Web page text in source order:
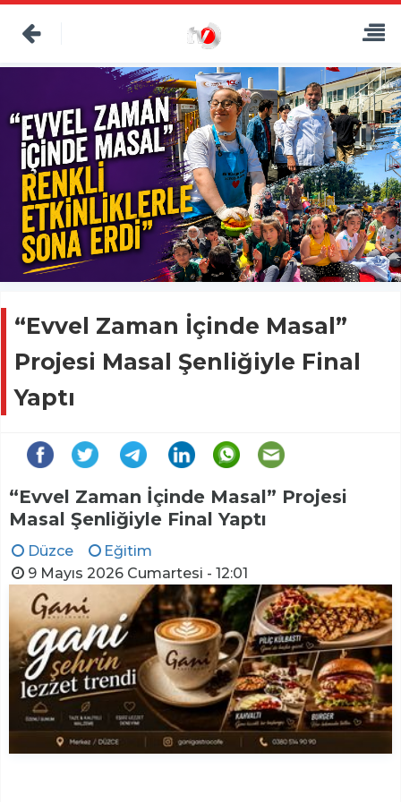
“Evvel Zaman İçinde Masal”
Projesi Masal Şenliğiyle Final
Yaptı
“Evvel Zaman İçinde Masal” Projesi
Masal Şenliğiyle Final Yaptı
Düzce
Eğitim
9 Mayıs 2026 Cumartesi - 12:01